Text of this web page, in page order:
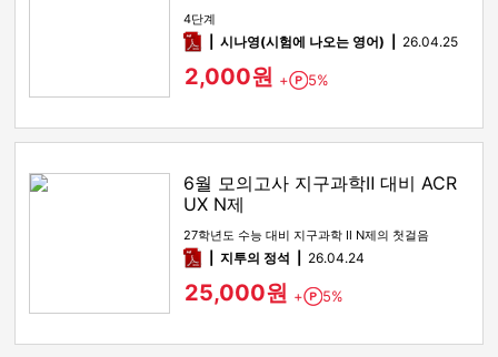
4단계
pdf시나영(시험에 나오는 영어) 26.04.25
2,000원 + Point
5%
6월 모의고사 지구과학Ⅱ 대비 ACR
UX N제
27학년도 수능 대비 지구과학 Ⅱ N제의 첫걸음
pdf지투의 정석 26.04.24
25,000원 + Point
5%